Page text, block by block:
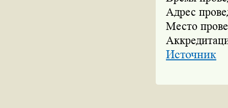
Адрес
Место
Источник